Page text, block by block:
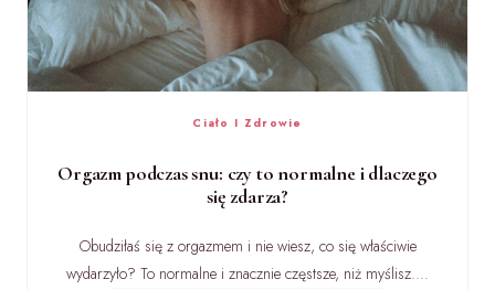
Ciało I Zdrowie
Orgazm podczas snu: czy to normalne i dlaczego
się zdarza?
Obudziłaś się z orgazmem i nie wiesz, co się właściwie
wydarzyło? To normalne i znacznie częstsze, niż myślisz....